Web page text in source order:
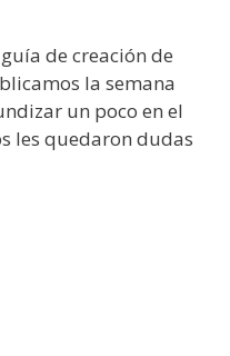
de creación de
la semana
un poco en el
les quedaron dudas